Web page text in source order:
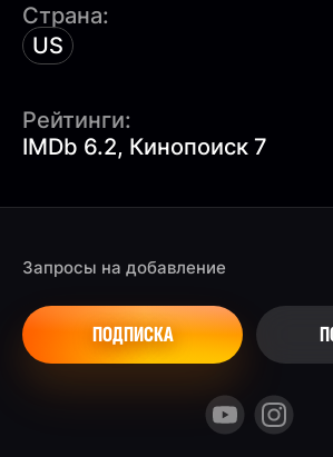
Страна:
US
Рейтинги:
IMDb 6.2, Кинопоиск 7
Запросы на добавление
ПОДПИСКА